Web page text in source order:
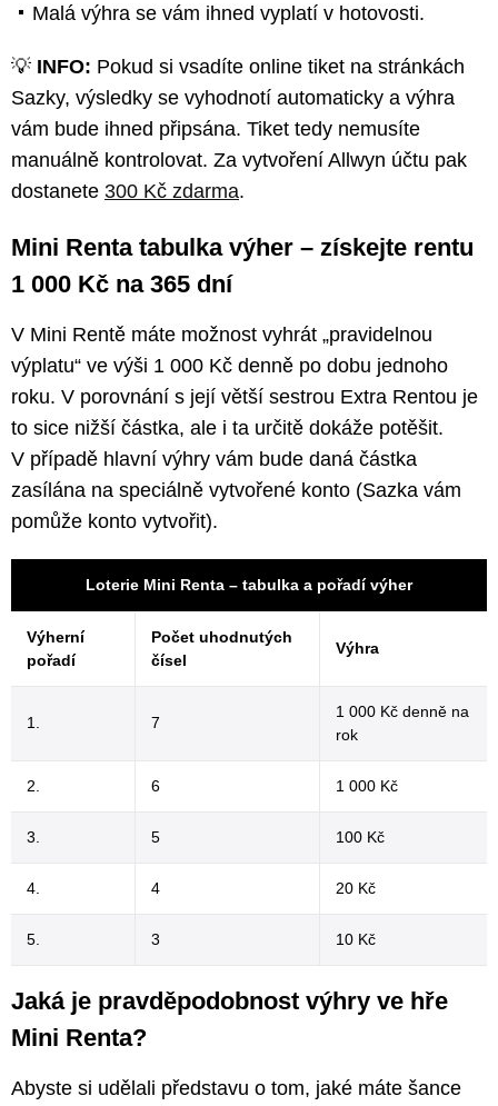
Malá výhra se vám ihned vyplatí v hotovosti.
💡 INFO: Pokud si vsadíte online tiket na stránkách
Sazky, výsledky se vyhodnotí automaticky a výhra
vám bude ihned připsána. Tiket tedy nemusíte
manuálně kontrolovat. Za vytvoření Allwyn účtu pak
dostanete 300 Kč zdarma.
Mini Renta tabulka výher – získejte rentu
1 000 Kč na 365 dní
V Mini Rentě máte možnost vyhrát „pravidelnou
výplatu“ ve výši 1 000 Kč denně po dobu jednoho
roku. V porovnání s její větší sestrou Extra Rentou je
to sice nižší částka, ale i ta určitě dokáže potěšit.
V případě hlavní výhry vám bude daná částka
zasílána na speciálně vytvořené konto (Sazka vám
pomůže konto vytvořit).
Loterie Mini Renta – tabulka a pořadí výher
Výherní
pořadí
Počet uhodnutých
čísel
Výhra
1. 7
1 000 Kč denně na
rok
2. 6 1 000 Kč
3. 5 100 Kč
4. 4 20 Kč
5. 3 10 Kč
Jaká je pravděpodobnost výhry ve hře
Mini Renta?
Abyste si udělali představu o tom, jaké máte šance